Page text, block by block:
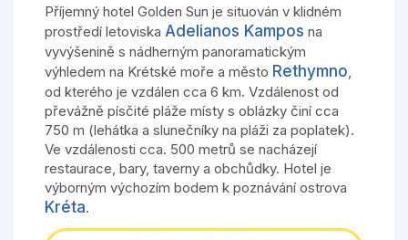
Příjemný hotel Golden Sun je situován v klidném
prostředí letoviska Adelianos Kampos na
vyvýšenině s nádherným panoramatickým
výhledem na Krétské moře a město Rethymno,
od kterého je vzdálen cca 6 km. Vzdálenost od
převážně písčité pláže místy s oblázky činí cca
750 m (lehátka a slunečníky na pláži za poplatek).
Ve vzdálenosti cca. 500 metrů se nacházejí
restaurace, bary, taverny a obchůdky. Hotel je
výborným výchozím bodem k poznávání ostrova
Kréta.